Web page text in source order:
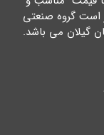
است گروه صنعتی
گیلان می باشد.